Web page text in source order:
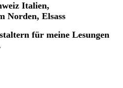
Italien,
Norden, Elsass
für meine Lesungen